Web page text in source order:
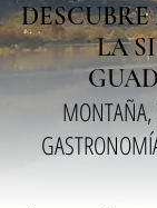
LA
MONTAÑA,